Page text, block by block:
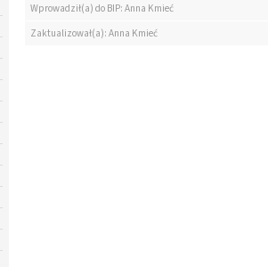
Wprowadził(a) do BIP: Anna Kmieć
Zaktualizował(a): Anna Kmieć